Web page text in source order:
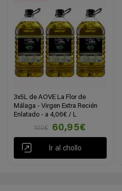
3x5L de AOVE La Flor de
Málaga - Virgen Extra Recién
Enlatado - a 4,06€ / L
100€
60,95€
Ir al chollo